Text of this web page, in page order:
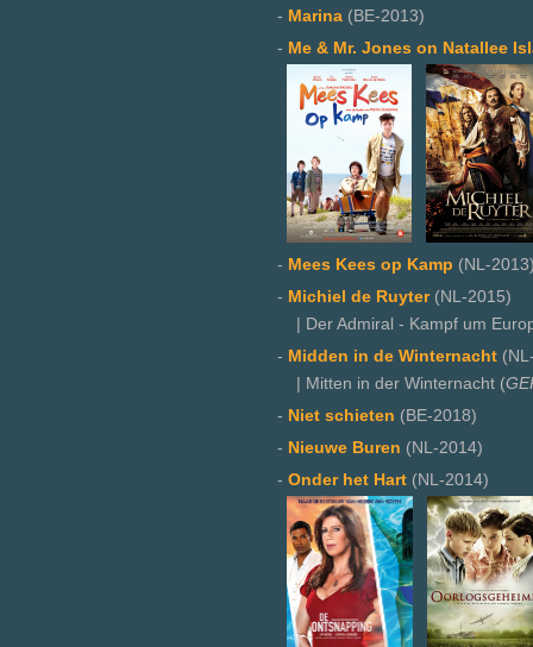
- Marina (BE-2013)
- Me & Mr. Jones on Natallee
- Mees Kees op Kamp (NL-
- Michiel de Ruyter(NL-2015)
| Der Admiral - Kampf um
- Midden in de Winternacht
| Mitten in der Winternacht (
- Niet schieten (BE-2018)
- Nieuwe Buren (NL-2014)
- Onder het Hart (NL-2014)